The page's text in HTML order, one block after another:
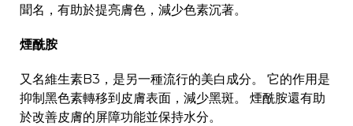
聞名，有助於提亮膚色，減少色素沉著。
煙酰胺
又名維生素B3，是另一種流行的美白成分。 它的作用是
抑制黑色素轉移到皮膚表面，減少黑斑。 煙酰胺還有助
於改善皮膚的屏障功能並保持水分。